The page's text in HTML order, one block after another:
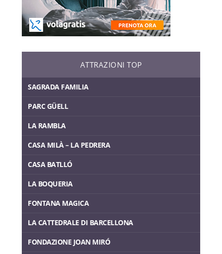
ATTRAZIONI TOP
SAGRADA FAMILIA
PARC GÜELL
LA RAMBLA
CASA MILÀ – LA PEDRERA
CASA BATLLÓ
LA BOQUERIA
FONTANA MAGICA
LA CATTEDRALE DI BARCELLONA
FONDAZIONE JOAN MIRÓ